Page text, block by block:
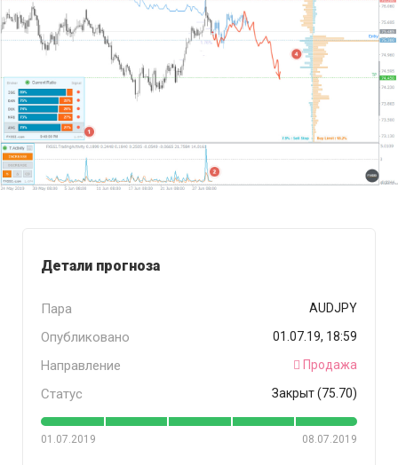
Детали прогноза
Пара AUDJPY
Опубликовано 01.07.19, 18:59
Направление Продажа
Статус Закрыт (75.70)
01.07.2019 08.07.2019